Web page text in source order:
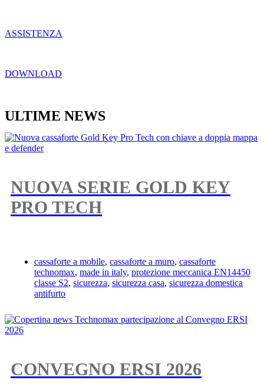
ASSISTENZA
DOWNLOAD
ULTIME NEWS
NUOVA SERIE GOLD KEY
PRO TECH
cassaforte a mobile, cassaforte a muro, cassaforte
technomax, made in italy, protezione meccanica EN14450
classe S2, sicurezza, sicurezza casa, sicurezza domestica
antifurto
CONVEGNO ERSI 2026